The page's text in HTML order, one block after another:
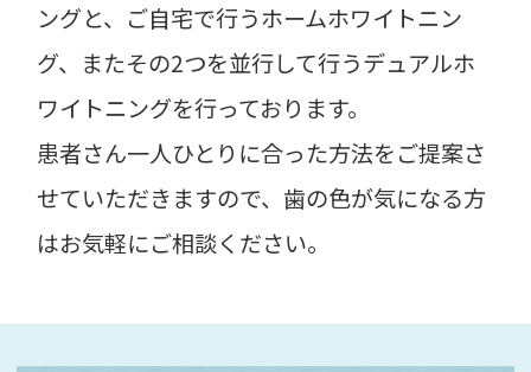
ングと、ご自宅で行うホームホワイトニン
グ、またその2つを並行して行うデュアルホ
ワイトニングを行っております。
患者さん一人ひとりに合った方法をご提案さ
せていただきますので、歯の色が気になる方
はお気軽にご相談ください。